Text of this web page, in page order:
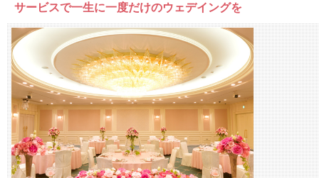
サービスで一生に一度だけのウェデイングを